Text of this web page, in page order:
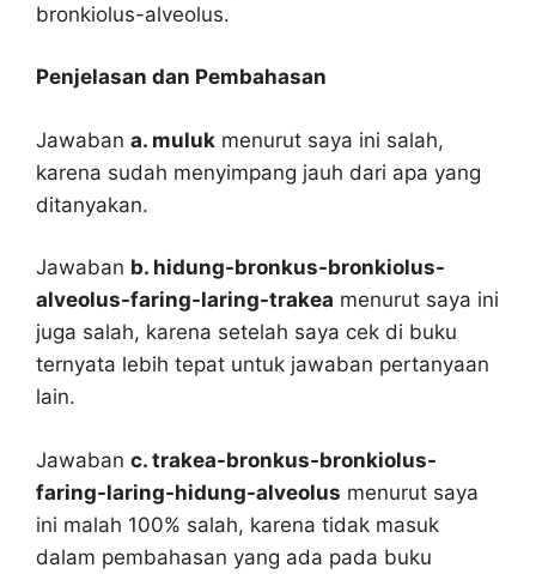
bronkiolus-alveolus.
Penjelasan dan Pembahasan
Jawaban a. muluk menurut saya ini salah,
karena sudah menyimpang jauh dari apa yang
ditanyakan.
Jawaban b. hidung-bronkus-bronkiolus-
alveolus-faring-laring-trakea menurut saya ini
juga salah, karena setelah saya cek di buku
ternyata lebih tepat untuk jawaban pertanyaan
lain.
Jawaban c. trakea-bronkus-bronkiolus-
faring-laring-hidung-alveolus menurut saya
ini malah 100% salah, karena tidak masuk
dalam pembahasan yang ada pada buku